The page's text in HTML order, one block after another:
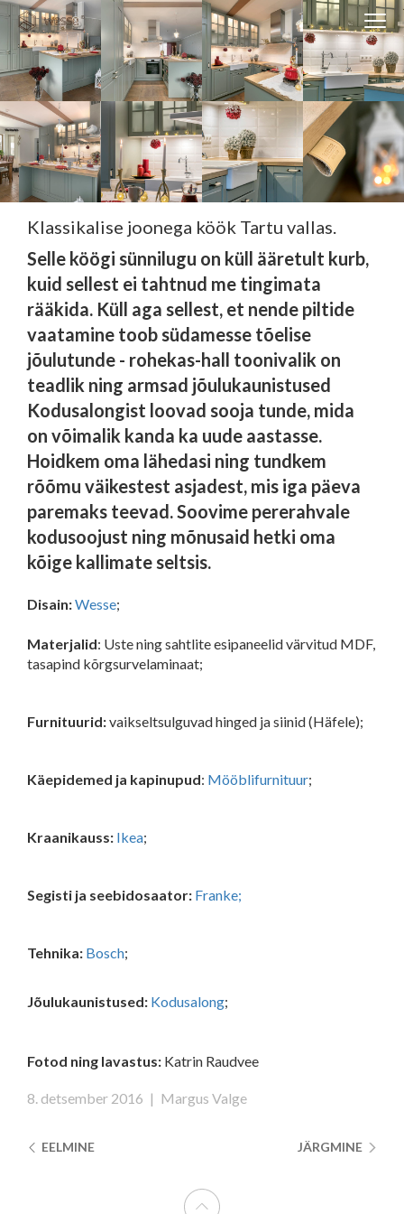
Close
ENG
WESSE DISAIN
PARTNERITE DISAIN
TEHNIKA
KONTAKT
BLOGI/UUDISED
KUIDAS TELLIDA MÖÖBLIT?
Klassikalise joonega köök Tartu vallas.
Selle köögi sünnilugu on küll ääretult kurb,
kuid sellest ei tahtnud me tingimata
rääkida. Küll aga sellest, et nende piltide
vaatamine toob südamesse tõelise
jõulutunde - rohekas-hall toonivalik on
teadlik ning armsad jõulukaunistused
Kodusalongist loovad sooja tunde, mida
on võimalik kanda ka uude aastasse.
Hoidkem oma lähedasi ning tundkem
rõõmu väikestest asjadest, mis iga päeva
paremaks teevad. Soovime pererahvale
kodusoojust ning mõnusaid hetki oma
kõige kallimate seltsis.
Disain:Wesse;
Materjalid: Uste ning sahtlite esipaneelid värvitud MDF,
tasapind kõrgsurvelaminaat;
Furnituurid:vaikseltsulguvad hinged ja siinid (Häfele);
Käepidemed ja kapinupud: Mööblifurnituur;
Kraanikauss: Ikea;
Segisti ja seebidosaator: Franke;
Tehnika: Bosch;
Jõulukaunistused: Kodusalong;
Fotod ning lavastus: Katrin Raudvee
8. detsember 2016 | Margus Valge
JÄRGMINE
EELMINE